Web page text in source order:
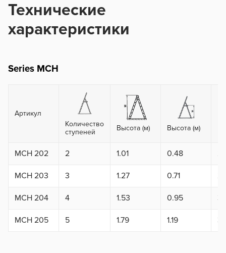
Технические
характеристики
Series MCH
Артикул
Количество
ступеней
Высота (м) Высота (м)
MCH 202 2 1.01 0.48
MCH 203 3 1.27 0.71
MCH 204 4 1.53 0.95
MCH 205 5 1.79 1.19